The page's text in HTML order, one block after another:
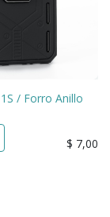
/ Forro Anillo
$ 7,00